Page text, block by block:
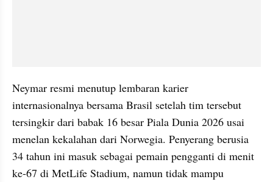
Neymar resmi menutup lembaran karier
internasionalnya bersama Brasil setelah tim tersebut
tersingkir dari babak 16 besar Piala Dunia 2026 usai
menelan kekalahan dari Norwegia. Penyerang berusia
34 tahun ini masuk sebagai pemain pengganti di menit
ke-67 di MetLife Stadium, namun tidak mampu